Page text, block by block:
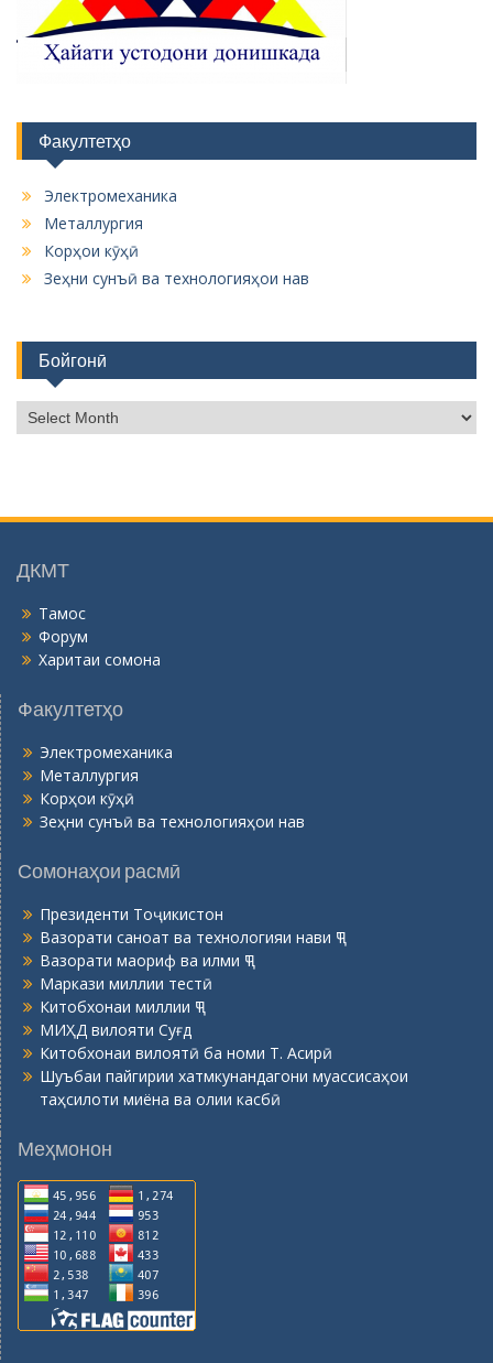
Факултетҳо
Электромеханика
Металлургия
Корҳои кӯҳӣ
Зеҳни сунъӣ ва технологияҳои нав
Бойгонӣ
о
н
ДКМТ
Тамос
Форум
Харитаи сомона
Факултетҳо
Электромеханика
Металлургия
Корҳои кӯҳӣ
Зеҳни сунъӣ ва технологияҳои нав
Сомонаҳои расмӣ
Президенти Тоҷикистон
Вазорати саноат ва технологияи нави ҶТ
Вазорати маориф ва илми ҶТ
Маркази миллии тестӣ
Китобхонаи миллии ҶТ
МИҲД вилояти Суғд
Китобхонаи вилоятӣ ба номи Т. Асирӣ
Шуъбаи пайгирии хатмкунандагони муассисаҳои
таҳсилоти миёна ва олии касбӣ
Меҳмонон